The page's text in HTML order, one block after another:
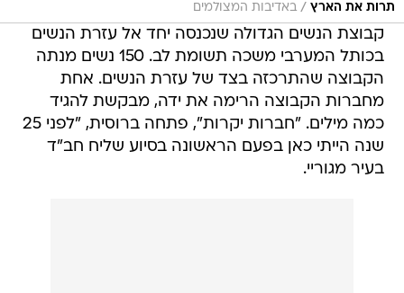
תרות את הארץ / באדיבות המצולמים
קבוצת הנשים הגדולה שנכנסה יחד אל עזרת הנשים
בכותל המערבי משכה תשומת לב. 150 נשים מנתה
הקבוצה שהתרכזה בצד של עזרת הנשים. אחת
מחברות הקבוצה הרימה את ידה, מבקשת להגיד
כמה מילים. "חברות יקרות", פתחה ברוסית, "לפני 25
שנה הייתי כאן בפעם הראשונה בסיוע שליח חב"ד
בעיר מגוריי.